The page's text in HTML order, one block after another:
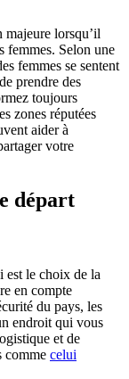
majeure lorsqu’il
femmes. Selon une
femmes se sentent
prendre des
toujours
zones réputées
aider à
votre
départ
est le choix de la
en compte
du pays, les
endroit qui vous
et de
comme celui